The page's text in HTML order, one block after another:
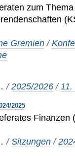
zum
Gremien /
/2025/2026 /11.
2025
Finanzen
/Sitzungen /